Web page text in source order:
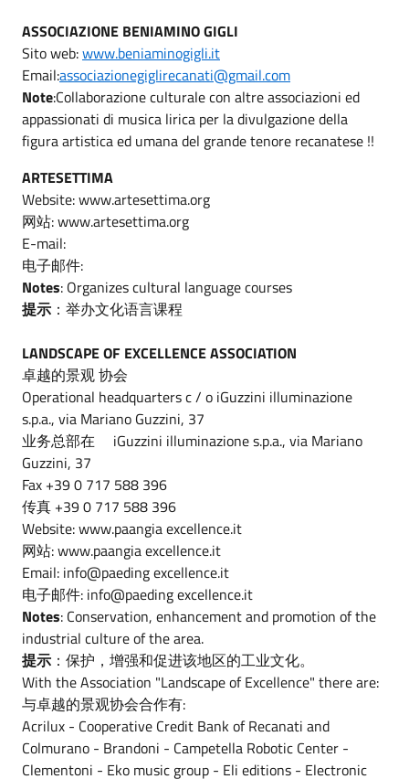
ASSOCIAZIONE BENIAMINO GIGLI
Sito web:www.beniaminogigli.it
Email:associazionegiglirecanati@gmail.com
Note:Collaborazione culturale con altre associazioni ed
appassionati di musica lirica per la divulgazione della
figura artistica ed umana del grande tenore recanatese !!
ARTESETTIMA
Website: www.artesettima.org
网站: www.artesettima.org
E-mail:
电子邮件:
Notes: Organizes cultural language courses
提示 ：举办文化语言课程
LANDSCAPE OF EXCELLENCE ASSOCIATION
卓越的景观 协会
Operational headquarters c / o iGuzzini illuminazione
s.p.a., via Mariano Guzzini, 37
业务总部在 iGuzzini illuminazione s.p.a., via Mariano
Guzzini, 37
Fax +39 0 717 588 396
传真 +39 0 717 588 396
Website: www.paangia excellence.it
网站: www.paangia excellence.it
Email: info@paeding excellence.it
电子邮件: info@paeding excellence.it
Notes: Conservation, enhancement and promotion of the
industrial culture of the area.
提示 ：保护，增强和促进该地区的工业文化。
With the Association "Landscape of Excellence" there are:
与卓越的景观协会合作有:
Acrilux - Cooperative Credit Bank of Recanati and
Colmurano - Brandoni - Campetella Robotic Center -
Clementoni - Eko music group - Eli editions - Electronic